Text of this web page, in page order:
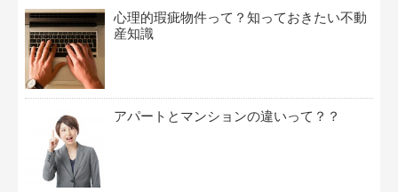
心理的瑕疵物件って？知っておきたい不動
産知識
アパートとマンションの違いって？？